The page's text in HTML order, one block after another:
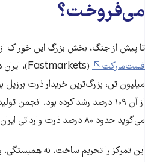
می‌فروخت؟
تا پیش از جنگ، بخش بزرگ این خوراک
فست‌مارکت
میلیون تن، بزرگ‌ترین خریدار ذرت
از آن ۱۰۹ درصد رشد کرده بود. انجمن
می‌گوید حدود ۸۰ درصد ذرت وارداتی ایران از مزارع برزیل تامین می‌شد.
این تمرکز را تحریم ساخت، نه همبستگی.